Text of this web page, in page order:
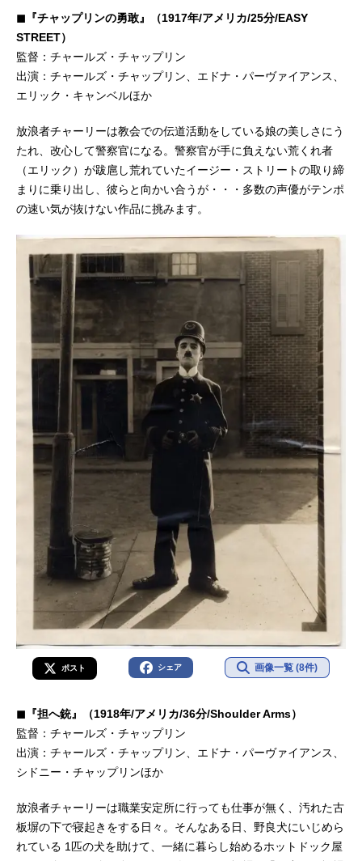
◼︎『チャップリンの勇敢』（1917年/アメリカ/25分/EASY
STREET）
監督：チャールズ・チャップリン
出演：チャールズ・チャップリン、エドナ・パーヴァイアンス、
エリック・キャンベルほか
放浪者チャーリーは教会での伝道活動をしている娘の美しさにう
たれ、改心して警察官になる。警察官が手に負えない荒くれ者
（エリック）が跋扈し荒れていたイージー・ストリートの取り締
まりに乗り出し、彼らと向かい合うが・・・多数の声優がテンポ
の速い気が抜けない作品に挑みます。
ポスト シェア 画像一覧 (8件)
◼︎『担へ銃』（1918年/アメリカ/36分/Shoulder Arms）
監督：チャールズ・チャップリン
出演：チャールズ・チャップリン、エドナ・パーヴァイアンス、
シドニー・チャップリンほか
放浪者チャーリーは職業安定所に行っても仕事が無く、汚れた古
板塀の下で寝起きをする日々。そんなある日、野良犬にいじめら
れている 1匹の犬を助けて、一緒に暮らし始めるホットドック屋